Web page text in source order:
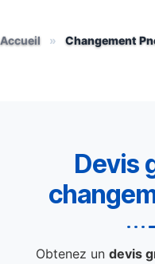
Accueil » Changement
Devis
Obtenez undevis